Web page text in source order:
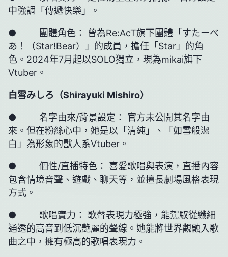
中強調「傳遞快樂」。
● 團體角色： 曾為Re:AcT旗下團體「すたーべ
あ！（Star!Bear）」的成員，擔任「Star」的角
色。2024年7月起以SOLO獨立，現為mikai旗下
Vtuber。
白雪みしろ（Shirayuki Mishiro）
● 名字由來/背景設定： 官方未公開其名字由
來。但在粉絲心中，她是以「清純」、「如雪般潔
白」為形象的獸人系Vtuber。
● 個性/直播特色： 喜愛歌唱與表演，直播內容
包含情境音聲、遊戲、聊天等，並擅長劇場風格表現
方式。
● 歌唱實力： 歌聲表現力極強，能駕馭從纖細
通透的高音到低沉艶麗的聲線。她能將世界觀融入歌
曲之中，擁有極高的歌唱表現力。